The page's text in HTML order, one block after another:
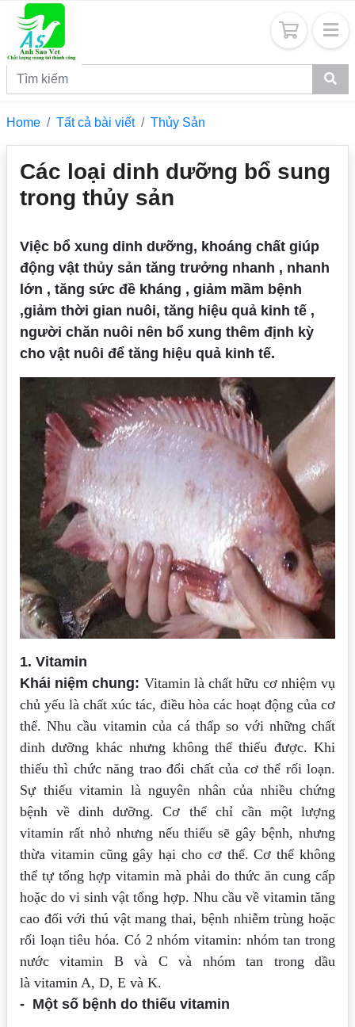
Home Tất cả bài viết Thủy Sản
Các loại dinh dưỡng bổ sung
trong thủy sản
Việc bổ xung dinh dưỡng, khoáng chất giúp
động vật thủy sản tăng trưởng nhanh , nhanh
lớn , tăng sức đề kháng , giảm mầm bệnh
,giảm thời gian nuôi, tăng hiệu quả kinh tế ,
người chăn nuôi nên bổ xung thêm định kỳ
cho vật nuôi để tăng hiệu quả kinh tế.
1. Vitamin
Khái niệm chung: Vitamin là chất hữu cơ nhiệm vụ
chủ yếu là chất xúc tác, điều hòa các hoạt động của cơ
thể. Nhu cầu vitamin của cá thấp so với những chất
dinh dưỡng khác nhưng không thể thiếu được. Khi
thiếu thì chức năng trao đổi chất của cơ thể rối loạn.
Sự thiếu vitamin là nguyên nhân của nhiều chứng
bệnh về dinh dưỡng. Cơ thể chỉ cần một lượng
vitamin rất nhỏ nhưng nếu thiếu sẽ gây bệnh, nhưng
thừa vitamin cũng gây hại cho cơ thể.Cơ thể không
thể tự tổng hợp vitamin mà phải do thức ăn cung cấp
hoặc do vi sinh vậttổng hợp. Nhu cầu về vitamin tăng
cao đối với thú vật mang thai, bệnh nhiễm trùng hoặc
rối loạn tiêu hóa. Có 2 nhóm vitamin: nhóm tan trong
nước vitamin B và C và nhóm tan trong dầu
là vitamin A, D, E và K.
- Một số bệnh do thiếu vitamin